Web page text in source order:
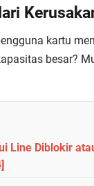
kartu
besar?
Line Diblokir